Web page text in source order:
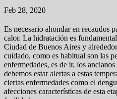
Feb 28, 2020
Es necesario ahondar en recaudos
calor. La hidratación es
Ciudad de Buenos Aires y
cuidado, como es habitual son las
enfermedades, es de ir, los
debemos estar alertas a estas
ciertas enfermedades como el
afecciones características de esta